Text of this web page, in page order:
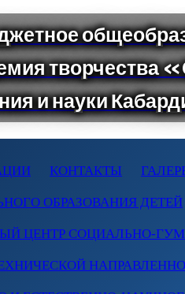
КОНТАКТЫ
ОБРАЗОВАНИЯ ДЕТЕЙ
ЦЕНТР СОЦИАЛЬНО-